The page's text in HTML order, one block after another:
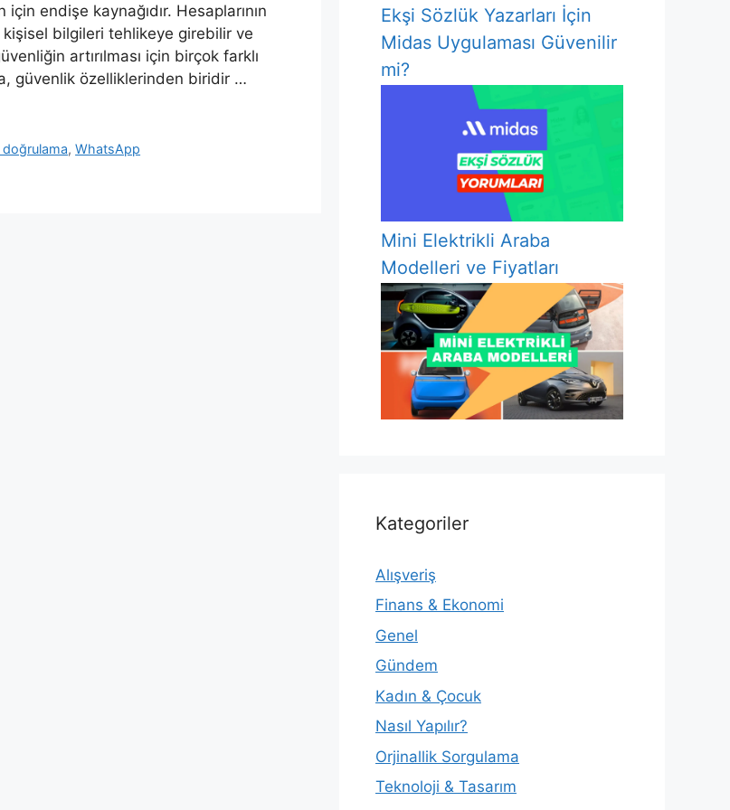
endişe kaynağıdır. Hesaplarının
kişisel bilgileri tehlikeye girebilir ve
artırılması için birçok farklı
güvenlik özelliklerinden biridir …
doğrulama,WhatsApp
Ekşi Sözlük Yazarları İçin
Midas Uygulaması Güvenilir
mi?
Mini Elektrikli Araba
Modelleri ve Fiyatları
Kategoriler
Alışveriş
Finans & Ekonomi
Genel
Gündem
Kadın & Çocuk
Nasıl Yapılır?
Orjinallik Sorgulama
Teknoloji & Tasarım